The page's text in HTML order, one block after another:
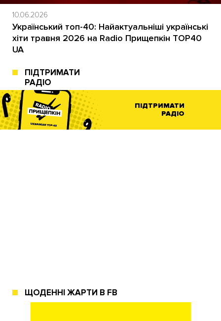
10.06.2026
Український топ-40: Найактуальніші українські
хіти травня 2026 на Radio Прищепкін TOP40
UA
ПІДТРИМАТИ
РАДІО
ПІДТРИМАТИ
РАДІО
ЩОДЕННІ ЖАРТИ В FB